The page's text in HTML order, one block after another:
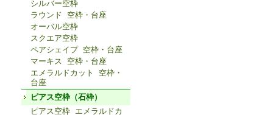
シルバー空枠
ラウンド 空枠・台座
オーバル空枠
スクエア空枠
ペアシェイプ 空枠・台座
マーキス 空枠・台座
エメラルドカット 空枠・
台座
ピアス空枠（石枠）
ピアス空枠 エメラルドカ